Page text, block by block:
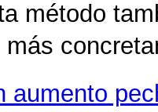
método
más